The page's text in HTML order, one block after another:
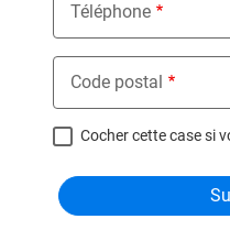
Téléphone
Code postal
Cocher cette case si